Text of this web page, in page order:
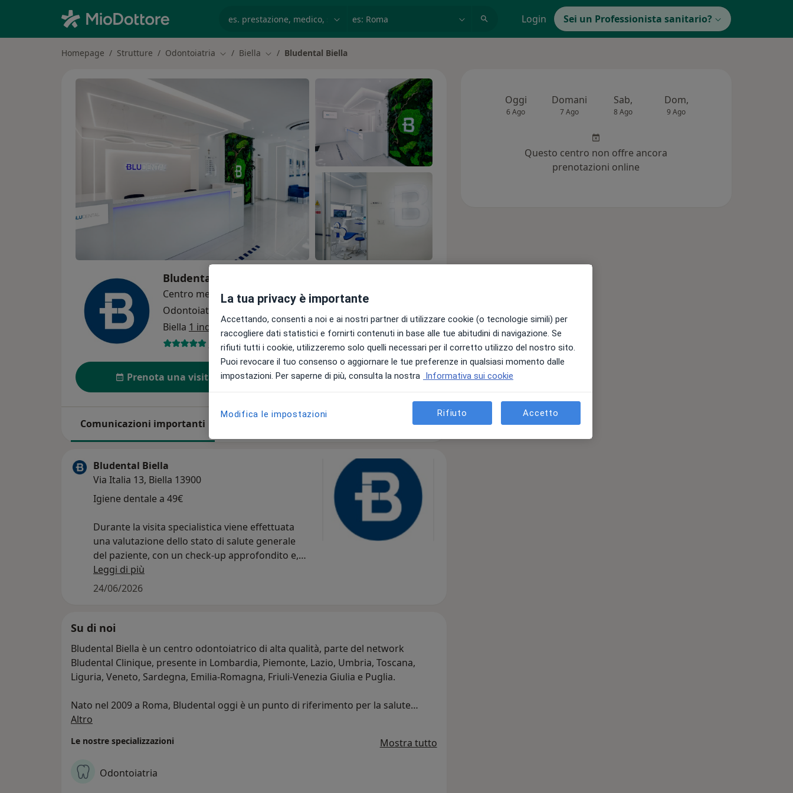
Login Sei un Professionista sanitario?
Homepage Strutture Odontoiatria Cambia città
Biella Cambia città
Bludental Biella
Bludental Biella
Centro medico odontoiatrico
Odontoiatria
Biella 1 indirizzo
148 recensioni
Prenota una visita Invia messaggio
Comunicazioni importanti Recensioni
Bludental Biella
Via Italia 13, Biella 13900
Igiene dentale a 49€
Durante la visita specialistica viene effettuata
una valutazione dello stato di salute generale
del paziente, con un check-up approfondito e,
se indicata dal dottore, un’ortopanoramica.
pulizia dei denti professionale, detta anche
a mantenere sana la dentatura naturale,
rimuovendo tartaro e placca dentale e
contribuendo alla prevenzione di patologie
selezionare la prestazione “prima visita
Leggi di più
24/06/2026
Su di noi
Bludental Biella è un centro odontoiatrico di alta qualità, parte del network
Bludental Clinique, presente in Lombardia, Piemonte, Lazio, Umbria, Toscana,
Liguria, Veneto, Sardegna, Emilia-Romagna, Friuli-Venezia Giulia e Puglia.
Nato nel 2009 a Roma, Bludental oggi è un punto di riferimento per la salute
dentale in tutta Italia, con oltre 70 centri operativi e nuove aperture in arrivo.
trasparenza del servizio al paziente. Lo staff medico si compone di specialisti di
grande esperienza ed eccellenze dell’odontoiatria nazionale. Un’equipe coesa, che
agisce con l’intento di garantire cure odontoiatriche di massima qualità,
Altro
Le nostre specializzazioni Mostra tutto
Odontoiatria
Oggi
6 Ago
Domani
7 Ago
Sab,
8 Ago
Dom,
9 Ago
Questo centro non offre ancora
prenotazioni online
La tua privacy è importante
Accettando, consenti a noi e ai nostri partner di utilizzare cookie (o tecnologie simili) per
raccogliere dati statistici e fornirti contenuti in base alle tue abitudini di navigazione. Se
rifiuti tutti i cookie, utilizzeremo solo quelli necessari per il corretto utilizzo del nostro sito.
Puoi revocare il tuo consenso o aggiornare le tue preferenze in qualsiasi momento dalle
impostazioni. Per saperne di più, consulta la nostra Informativa sui cookie
Modifica le impostazioni Rifiuto Accetto